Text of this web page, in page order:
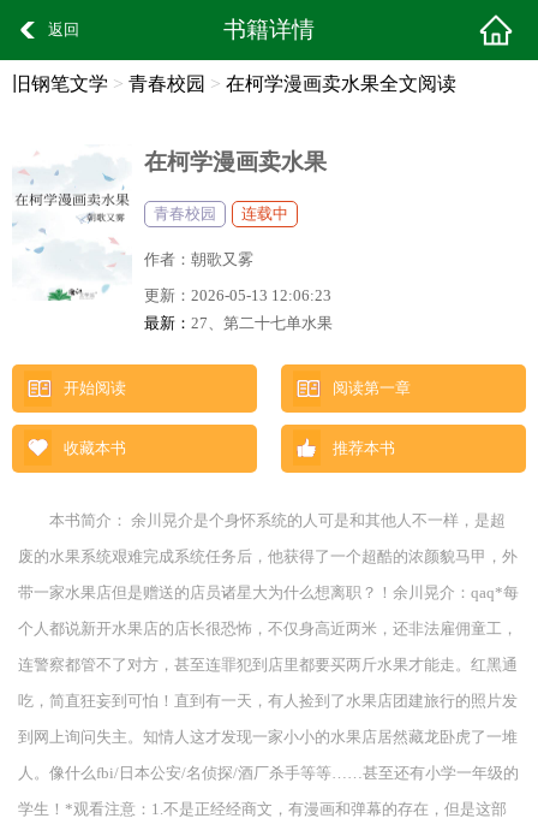
返回 书籍详情
旧钢笔文学 > 青春校园 > 在柯学漫画卖水果全文阅读
在柯学漫画卖水果
青春校园 连载中
作者： 朝歌又雾
更新： 2026-05-13 12:06:23
最新： 27、第二十七单水果
开始阅读 阅读第一章
收藏本书 推荐本书
本书简介： 余川晃介是个身怀系统的人可是和其他人不一样，是超
废的水果系统艰难完成系统任务后，他获得了一个超酷的浓颜貌马甲，外
带一家水果店但是赠送的店员诸星大为什么想离职？！余川晃介：qaq*每
个人都说新开水果店的店长很恐怖，不仅身高近两米，还非法雇佣童工，
连警察都管不了对方，甚至连罪犯到店里都要买两斤水果才能走。红黑通
吃，简直狂妄到可怕！直到有一天，有人捡到了水果店团建旅行的照片发
到网上询问失主。知情人这才发现一家小小的水果店居然藏龙卧虎了一堆
人。像什么fbi/日本公安/名侦探/酒厂杀手等等……甚至还有小学一年级的
学生！*观看注意：1.不是正经经商文，有漫画和弹幕的存在，但是这部